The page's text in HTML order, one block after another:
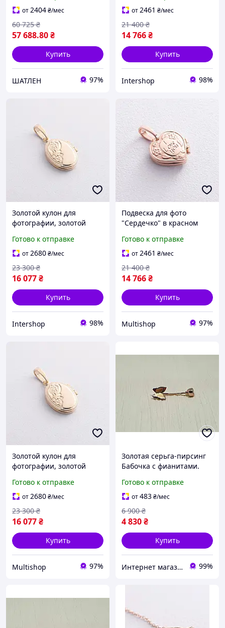
от2404₴/мес
57 688.80₴
60 725 ₴
Купить
ШАТЛЕН 97%
сердечко
от2461 ₴/мес
14 766₴
21 400 ₴
Купить
Intershop 98%
Золотой кулон для
фотографии, золотой
золотая подвеска для
фото
Готово к отправке
от2680₴/мес
16 077₴
23 300 ₴
Купить
Intershop 98%
Подвеска для фото
"Сердечко" в красном
фото, золотой кулон
сердечко
Готово к отправке
от2461 ₴/мес
14 766₴
21 400 ₴
Купить
Multishop 97%
Золотой кулон для
фотографии, золотой
золотая подвеска для
фото
Готово к отправке
от2680₴/мес
16 077₴
23 300 ₴
Купить
Multishop 97%
Золотая серьга-пирсинг
Бабочка с фианитами.
Готово к отправке
от483₴/мес
4 830₴
6 900 ₴
Купить
Интернет магазин МИР ЮВЕЛИРНЫХ УКРАШЕНИЙ 99%